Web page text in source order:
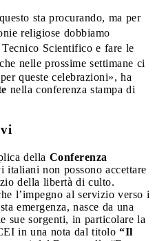
sta procurando, ma per
religiose dobbiamo
Scientifico e fare le
nelle prossime settimane ci
queste celebrazioni», ha
nella conferenza stampa di
della Conferenza
italiani non possono accettare
della libertà di culto.
l’impegno al servizio verso i
emergenza, nasce da una
sue sorgenti, in particolare la
in una nota dal titolo “Il